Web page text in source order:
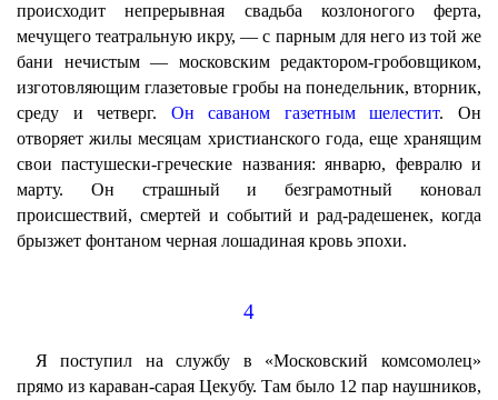
происходит непрерывная свадьба козлоногого ферта,
мечущего театральную икру, — с парным для него из той же
бани нечистым — московским редактором-гробовщиком,
изготовляющим глазетовые гробы на понедельник, вторник,
среду и четверг. Он саваном газетным шелестит. Он
отворяет жилы месяцам христианского года, еще хранящим
свои пастушески-греческие названия: январю, февралю и
марту. Он страшный и безграмотный коновал
происшествий, смертей и событий и рад-радешенек, когда
брызжет фонтаном черная лошадиная кровь эпохи.
4
Я поступил на службу в «Московский комсомолец»
прямо из караван-сарая Цекубу. Там было 12 пар наушников,